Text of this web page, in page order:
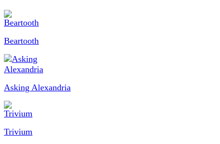
Beartooth
Asking Alexandria
Trivium